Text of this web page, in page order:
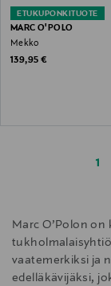
ETUKUPONKITUOTE
MARC O'POLO
Mekko
Original Price
139,95 €
1
Marc O’Polon
vaatemerkiksi ja
edelläkävijäksi,